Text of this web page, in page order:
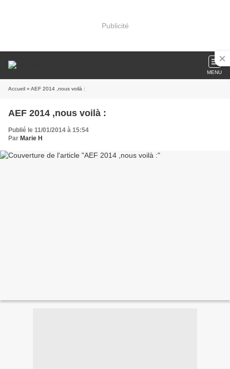
Publicité
MENU
Accueil » AEF 2014 ,nous voilà :
AEF 2014 ,nous voilà :
Publié le 11/01/2014 à 15:54
Par Marie H